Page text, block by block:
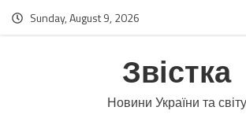
Sunday, August 9, 2026
Звістка
Новини України та світу